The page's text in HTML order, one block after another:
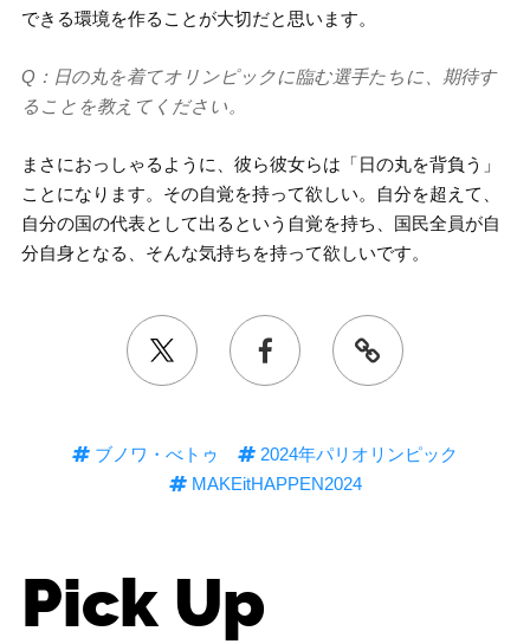
できる環境を作ることが大切だと思います。
Q：日の丸を着てオリンピックに臨む選手たちに、期待す
ることを教えてください。
まさにおっしゃるように、彼ら彼女らは「日の丸を背負う」
ことになります。その自覚を持って欲しい。自分を超えて、
自分の国の代表として出るという自覚を持ち、国民全員が自
分自身となる、そんな気持ちを持って欲しいです。
ブノワ・べトゥ
2024年パリオリンピック
MAKEitHAPPEN2024
Pick Up